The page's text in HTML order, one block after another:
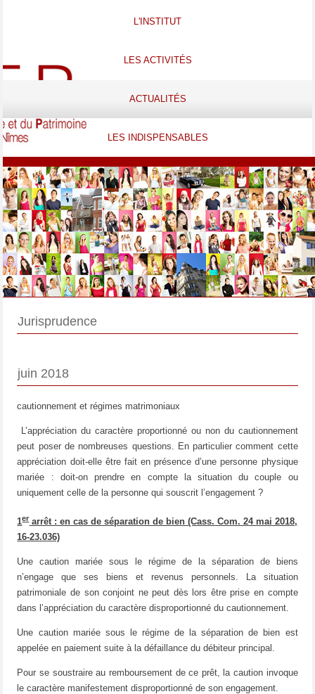
L'INSTITUT
LES ACTIVITÉS
ACTUALITÉS
LES INDISPENSABLES
Jurisprudence
juin 2018
cautionnement et régimes matrimoniaux
L’appréciation du caractère proportionné ou non du cautionnement
peut poser de nombreuses questions. En particulier comment cette
appréciation doit-elle être fait en présence d’une personne physique
mariée : doit-on prendre en compte la situation du couple ou
uniquement celle de la personne qui souscrit l’engagement ?
1erarrêt : en cas de séparation de bien (Cass. Com. 24 mai 2018,
16-23.036)
Une caution mariée sous le régime de la séparation de biens
n’engage que ses biens et revenus personnels. La situation
patrimoniale de son conjoint ne peut dès lors être prise en compte
dans l’appréciation du caractère disproportionné du cautionnement.
Une caution mariée sous le régime de la séparation de bien est
appelée en paiement suite à la défaillance du débiteur principal.
Pour se soustraire au remboursement de ce prêt, la caution invoque
le caractère manifestement disproportionné de son engagement.